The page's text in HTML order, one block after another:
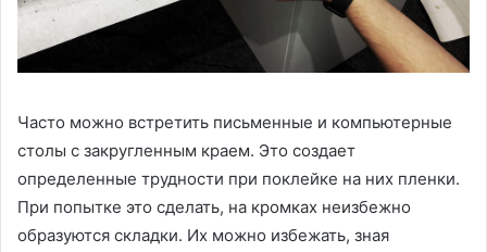
Часто можно встретить письменные и компьютерные
столы с закругленным краем. Это создает
определенные трудности при поклейке на них пленки.
При попытке это сделать, на кромках неизбежно
образуются складки. Их можно избежать, зная